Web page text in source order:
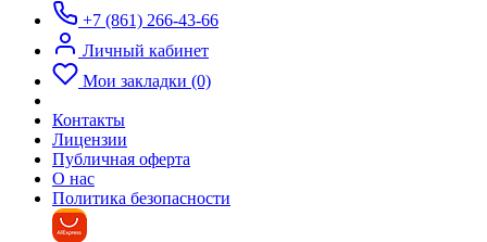
+7 (861) 266-43-66
Личный кабинет
Мои закладки (0)
Контакты
Лицензии
Публичная оферта
О нас
Политика безопасности